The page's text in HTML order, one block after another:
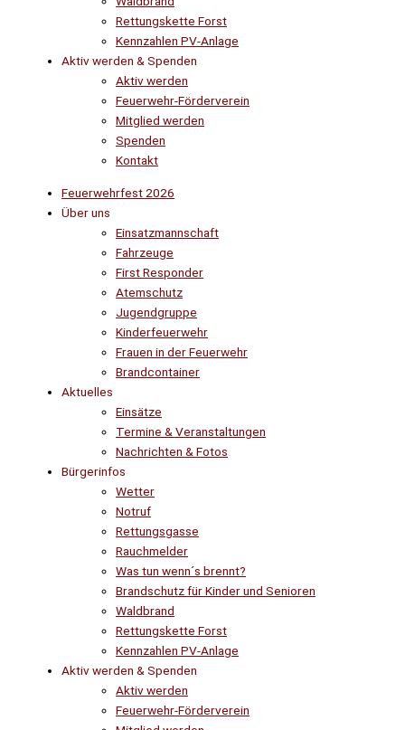
Rettungskette Forst
Kennzahlen PV-Anlage
Aktiv werden & Spenden
Aktiv werden
Feuerwehr-Förderverein
Mitglied werden
Spenden
Kontakt
Feuerwehrfest 2026
Über uns
Einsatzmannschaft
Fahrzeuge
First Responder
Atemschutz
Jugendgruppe
Kinderfeuerwehr
Frauen in der Feuerwehr
Brandcontainer
Aktuelles
Einsätze
Termine & Veranstaltungen
Nachrichten & Fotos
Bürgerinfos
Wetter
Notruf
Rettungsgasse
Rauchmelder
Was tun wenn´s brennt?
Brandschutz für Kinder und Senioren
Waldbrand
Rettungskette Forst
Kennzahlen PV-Anlage
Aktiv werden & Spenden
Aktiv werden
Feuerwehr-Förderverein